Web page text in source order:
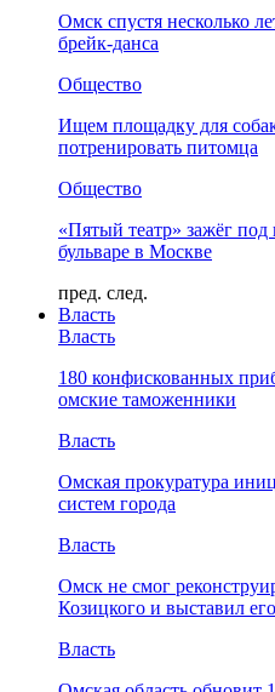
Омск спустя несколько
брейк-данса
Общество
Ищем площадку для
потренировать питомца
Общество
«Пятый театр» зажёг
бульваре в Москве
пред. след.
Власть
Власть
180 конфискованных
омские таможенники
Власть
Омская прокуратура
систем города
Власть
Омск не смог
Козицкого и выставил
Власть